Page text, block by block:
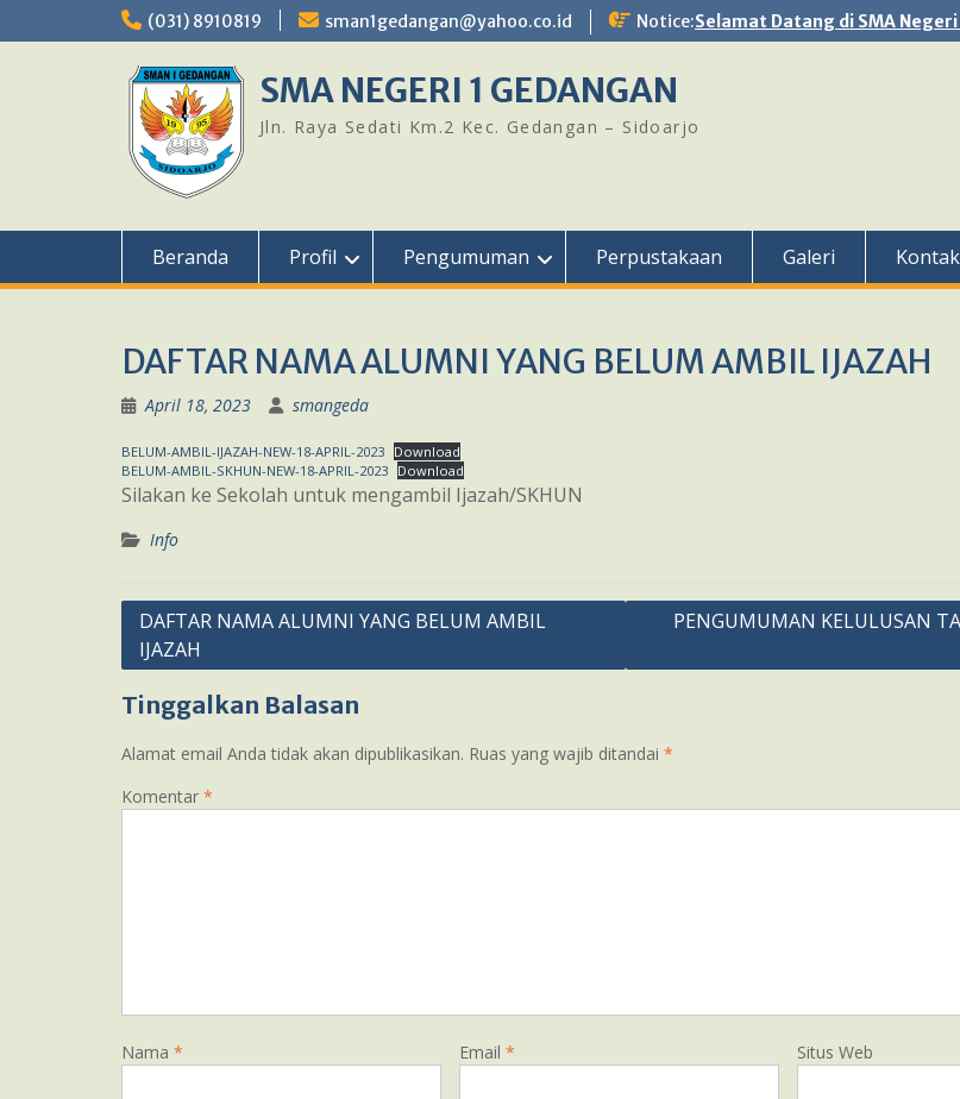
to
(031) 8910819 sman1gedangan@yahoo.co.id Notice:Selamat Datang di SMA Negeri
SMA NEGERI 1 GEDANGAN
Jln. Raya Sedati Km.2 Kec. Gedangan – Sidoarjo
Beranda Profil Pengumuman Perpustakaan Galeri Kontak
DAFTAR NAMA ALUMNI YANG BELUM AMBIL IJAZAH
April 18, 2023 smangeda
BELUM-AMBIL-IJAZAH-NEW-18-APRIL-2023 Download
BELUM-AMBIL-SKHUN-NEW-18-APRIL-2023 Download
Silakan ke Sekolah untuk mengambil Ijazah/SKHUN
Info
Navigasi
pos
DAFTAR NAMA ALUMNI YANG BELUM AMBIL
IJAZAH
PENGUMUMAN KELULUSAN
Tinggalkan Balasan
Alamat email Anda tidak akan dipublikasikan. Ruas yang wajib ditandai *
Komentar *
Nama * Email * Situs Web